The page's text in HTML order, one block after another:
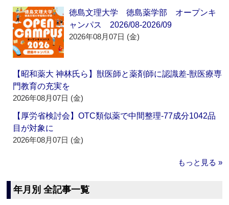
徳島文理大学 徳島薬学部 オープンキ
ャンパス 2026/08-2026/09
2026年08月07日 (金)
【昭和薬大 神林氏ら】獣医師と薬剤師に認識差‐獣医療専
門教育の充実を
2026年08月07日 (金)
【厚労省検討会】OTC類似薬で中間整理‐77成分1042品
目が対象に
2026年08月07日 (金)
もっと見る »
年月別 全記事一覧